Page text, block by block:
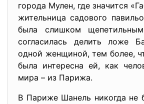
города Мулен, где значится
жительница садового
была слишком
согласилась делить ложе
одной женщиной, тем более,
была интересна ей, как
мира – из Парижа.
В Париже Шанель никогда не